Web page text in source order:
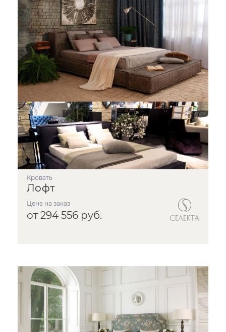
Кровать
Лофт
Цена на заказ
от 294 556 руб.